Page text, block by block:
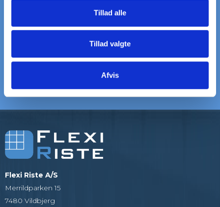
Tillad alle
Tillad valgte
Afvis
LEVERING VI HJÆLPER DIG
Flexi Riste A/S
Merrildparken 15
7480 Vildbjerg